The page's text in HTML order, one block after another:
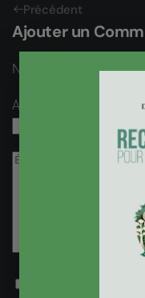
Précédent
Ajouter un
Nom
Adresse email